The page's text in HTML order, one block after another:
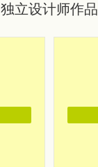
独立设计师作品